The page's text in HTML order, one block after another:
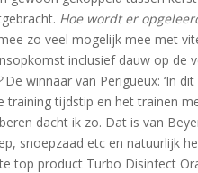
Hoe wordt er
zo veel mogelijk mee met
inclusief dauw op de
De winnaar van Perigueux: ‘In
training tijdstip en het trainen
dacht ik zo. Dat is van
snoepzaad etc en natuurlijk
top product Turbo Disinfect